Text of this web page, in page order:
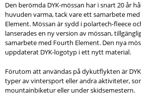
Den berömda DYK-mössan har i snart 20 år
huvuden varma, tack vare ett samarbete
Element. Mössan är sydd i polartech-fleece
lanserades en ny version av mössan,
samarbete med Fourth Element. Den nya
uppdaterat DYK-logotyp i ett nytt material.
Förutom att användas på dykutflykten är
typer av vintersport eller andra aktiviteter,
mountainbiketur eller under skidsemestern.